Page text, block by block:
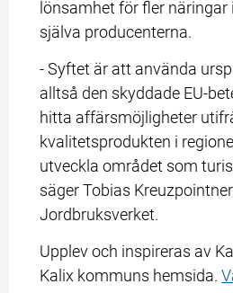
lönsamhet för fler näringar
själva producenterna.
- Syftet är att använda
alltså den skyddade EU-
hitta affärsmöjligheter
kvalitetsprodukten i
utveckla området som
säger Tobias
Jordbruksverket.
Upplev och inspireras av
Kalix kommuns hemsida.